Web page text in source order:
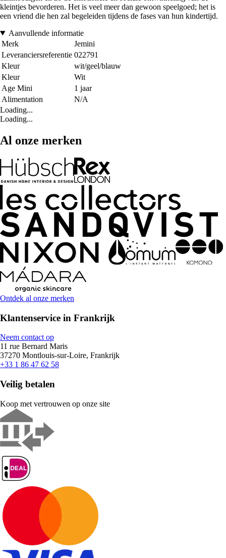
kleintjes bevorderen. Het is veel meer dan gewoon speelgoed; het is
een vriend die hen zal begeleiden tijdens de fases van hun kindertijd.
Aanvullende informatie
Merk
Jemini
Leveranciersreferentie 022791
Kleur
wit/geel/blauw
Kleur
Wit
Age Mini
1 jaar
Alimentation
N/A
Loading...
Loading...
Al onze merken
Ontdek al onze merken
Klantenservice in Frankrijk
Neem contact op
11 rue Bernard Maris
37270 Montlouis-sur-Loire, Frankrijk
+33 1 86 47 62 58
Veilig betalen
Koop met vertrouwen op onze site